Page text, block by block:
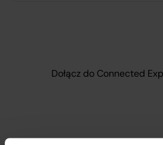
Dołącz do Connected